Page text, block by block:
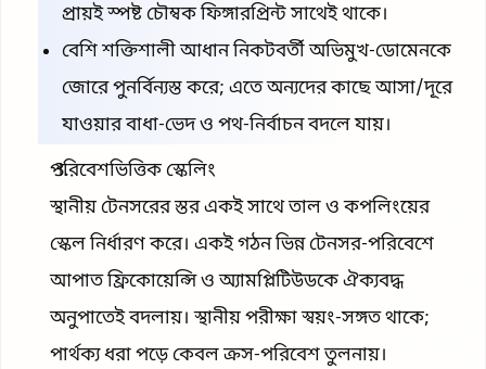
প্রায়ই স্পষ্ট চৌম্বক ফিঙ্গারপ্রিন্ট সাথেই থাকে।
বেশি শক্তিশালী আধান নিকটবর্তী অভিমুখ-ডোমেনকে
জোরে পুনর্বিন্যস্ত করে; এতে অন্যদের কাছে আসা/দূরে
যাওয়ার বাধা-ভেদ ও পথ-নির্বাচন বদলে যায়।
পরিবেশভিত্তিক স্কেলিং
স্থানীয় টেনসরের স্তর একই সাথে তাল ও কপলিংয়ের
স্কেল নির্ধারণ করে। একই গঠন ভিন্ন টেনসর-পরিবেশে
আপাত ফ্রিকোয়েন্সি ও অ্যামপ্লিটিউডকে ঐক্যবদ্ধ
অনুপাতেই বদলায়। স্থানীয় পরীক্ষা স্বয়ং-সঙ্গত থাকে;
পার্থক্য ধরা পড়ে কেবল ক্রস-পরিবেশ তুলনায়।